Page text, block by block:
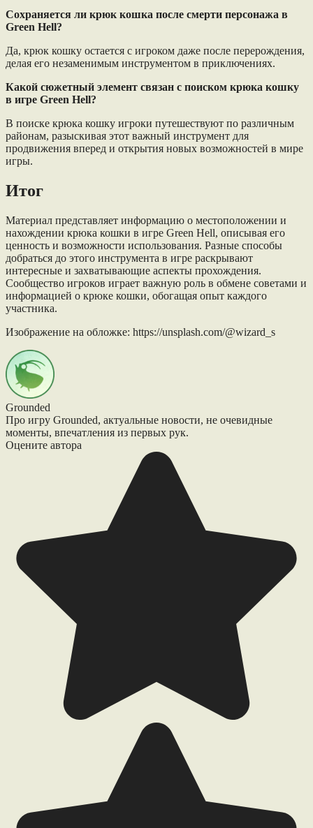
Сохраняется ли крюк кошка после смерти персонажа в
Green Hell?
Да, крюк кошку остается с игроком даже после перерождения,
делая его незаменимым инструментом в приключениях.
Какой сюжетный элемент связан с поиском крюка кошку
в игре Green Hell?
В поиске крюка кошку игроки путешествуют по различным
районам, разыскивая этот важный инструмент для
продвижения вперед и открытия новых возможностей в мире
игры.
Итог
Материал представляет информацию о местоположении и
нахождении крюка кошки в игре Green Hell, описывая его
ценность и возможности использования. Разные способы
добраться до этого инструмента в игре раскрывают
интересные и захватывающие аспекты прохождения.
Сообщество игроков играет важную роль в обмене советами и
информацией о крюке кошки, обогащая опыт каждого
участника.
Изображение на обложке: https://unsplash.com/@wizard_s
Grounded
Про игру Grounded, актуальные новости, не очевидные
моменты, впечатления из первых рук.
Оцените автора